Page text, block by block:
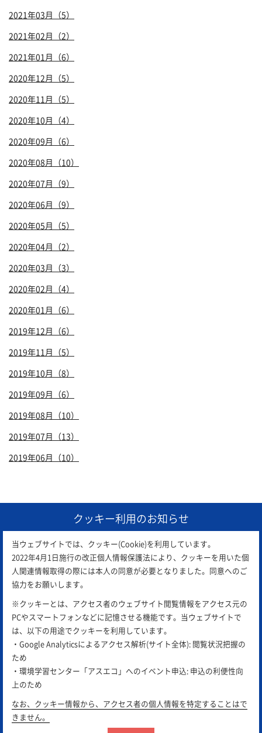
2021年03月（5）
2021年02月（2）
2021年01月（6）
2020年12月（5）
2020年11月（5）
2020年10月（4）
2020年09月（6）
2020年08月（10）
2020年07月（9）
2020年06月（9）
2020年05月（5）
2020年04月（2）
2020年03月（3）
2020年02月（4）
2020年01月（6）
2019年12月（6）
2019年11月（5）
2019年10月（8）
2019年09月（6）
2019年08月（10）
2019年07月（13）
2019年06月（10）
1
クッキー利用のお知らせ
当ウェブサイトでは、クッキー(Cookie)を利用しています。
2022年4月1日施行の改正個人情報保護法により、クッキーを用いた個
人関連情報取得の際には本人の同意が必要となりました。同意へのご
協力をお願いします。
※クッキーとは、アクセス者のウェブサイト閲覧情報をアクセス元の
PCやスマートフォンなどに記憶させる機能です。当ウェブサイトで
は、以下の用途でクッキーを利用しています。
・Google Analyticsによるアクセス解析(サイト全体): 閲覧状況把握の
ため
・環境学習センター「アスエコ」へのイベント申込: 申込の利便性向
上のため
なお、クッキー情報から、アクセス者の個人情報を特定することはで
きません。
アスエコは 公益財団法人 岡山県環境保全事業団が運営し
サイトポリシー プライバシーポリシー リンク集